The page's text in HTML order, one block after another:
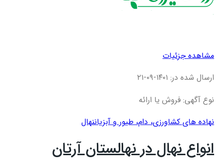
مشاهده جزئیات
ارسال شده در: ۱۴۰۱-۰۹-۲۱
نوع آگهی: فروش یا ارائه
نهاده های کشاورزی، دام، طيور و آبزياننهال
انواع نهال در نهالستان آرتان